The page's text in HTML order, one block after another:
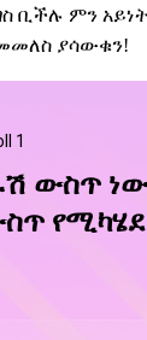
ቢችሉ ምን
ያሳውቁን!
1
ውስጥ